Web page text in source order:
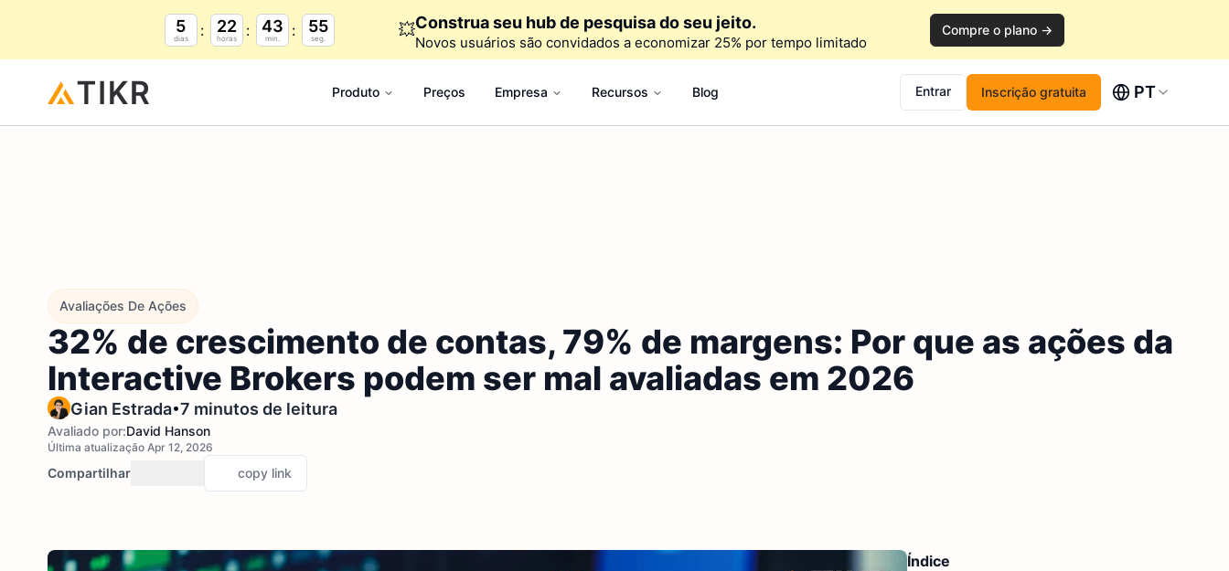
5
dias
22
horas
43
min.
54
seg. 💥Construa seu hub de pesquisa do seu jeito.
Novos usuários são convidados a economizar 25% por tempo limitado
Compre o plano →
Produto Preços Empresa Recursos Blog Entrar Inscrição gratuita PT
Avaliações De Ações
32% de crescimento de contas, 79% de margens: Por que as ações da
Interactive Brokers podem ser mal avaliadas em 2026
Gian Estrada•7 minutos de leitura
Avaliado por:David Hanson
Última atualização Apr 12, 2026
Compartilhar copy link
Índice